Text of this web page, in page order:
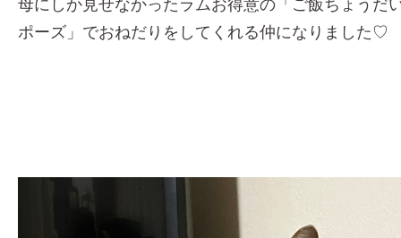
母にしか見せなかったラムお得意の「ご飯ちょうだ
ポーズ」でおねだりをしてくれる仲になりました♡